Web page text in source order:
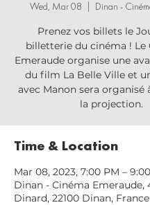
Wed, Mar 08
  |
Dinan -
Prenez vos billets le
billetterie du cinéma ! Le
Emeraude organise une
du film La Belle Ville et
avec Manon sera organisé
la projection.
Time & Location
Mar 08, 2023, 7:00 PM –
Dinan - Cinéma Emeraude,
Dinard, 22100 Dinan, France